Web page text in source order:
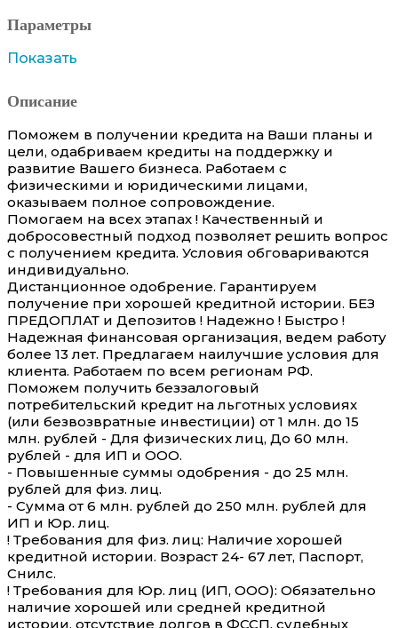
Параметры
Показать
Описание
Поможем в получении кредита на Ваши планы и
цели, одабриваем кредиты на поддержку и
развитие Вашего бизнеса⁣. Работаем с
физическими и юридическими лицами,
оказываем полное сопровождение.
Помогаем на всех этапах ! Качественный и
добросовестный подход позволяет решить вопрос
с получением кредита. Условия обговариваются
индивидуально.
Дистанционное одобрение. Гарантируем
получение при хорошей кредитной истории. БЕЗ
ПРЕДОПЛАТ и Депозитов ! Надежно ! Быстро !
Надежная финансовая организация, ведем работу
более 13 лет. Предлагаем наилучшие условия для
клиента. Работаем по всем регионам РФ.
Поможем получить беззалоговый
потребительский кредит на льготных условиях
(или безвозвратные инвестиции) от 1 млн. до 15
млн. рублей - Для физических лиц, До 60 млн.
рублей - для ИП и ООО.
- Повышенные суммы одобрения - до 25 млн.
рублей для физ. лиц.
- Сумма от 6 млн. рублей до 250 млн. рублей для
ИП и Юр. лиц.
! Требования для физ. лиц: Наличие хорошей
кредитной истории. Возраст 24- 67 лет, Паспорт,
Снилс.
! Требования для Юр. лиц (ИП, ООО): Обязательно
наличие хорошей или средней кредитной
истории, отсутствие долгов в ФССП, судебных